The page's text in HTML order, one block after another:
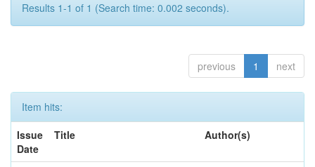
Results 1-1 of 1 (Search time: 0.002 seconds).
previous 1 next
Item hits:
Issue
Date
Title Author(s)